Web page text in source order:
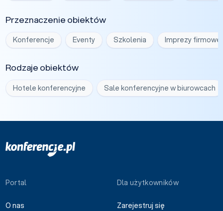
Przeznaczenie obiektów
Konferencje Eventy Szkolenia Imprezy firmowe
Rodzaje obiektów
Hotele konferencyjne Sale konferencyjne w biurowcach
Portal
O nas
Dla użytkowników
Zarejestruj się